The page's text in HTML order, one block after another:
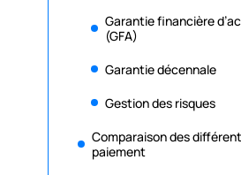
Garantie financière
(GFA)
Garantie décennale
Gestion des risques
Comparaison des
paiement